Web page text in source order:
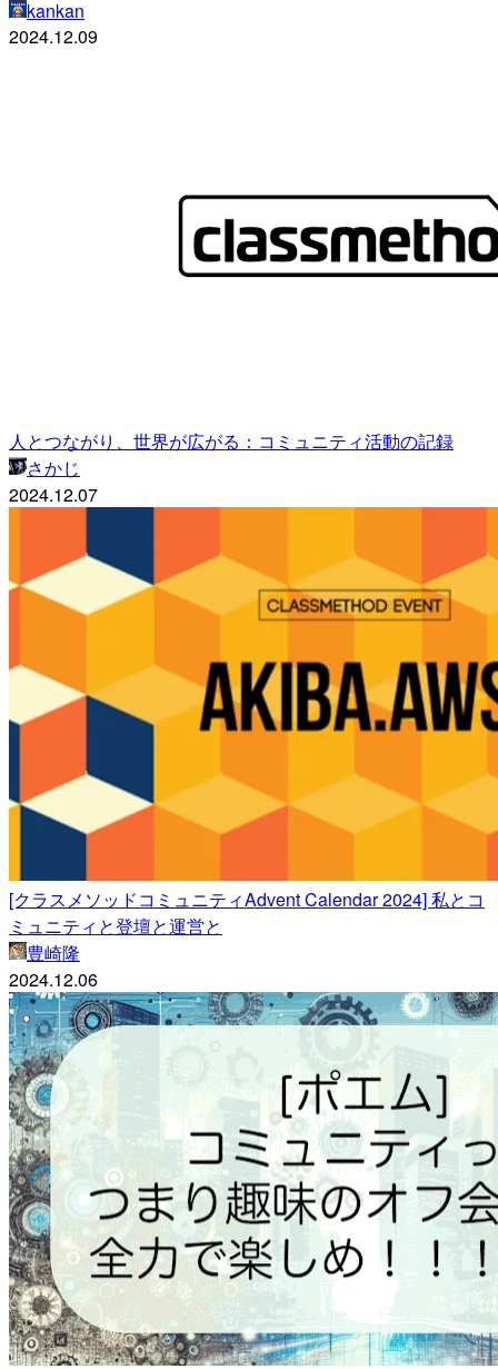
kankan
2024.12.09
人とつながり、世界が広がる：コミュニティ活動の記録
さかじ
2024.12.07
[クラスメソッドコミュニティAdvent Calendar 2024] 私とコ
ミュニティと登壇と運営と
豊崎隆
2024.12.06